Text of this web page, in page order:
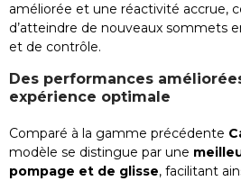
améliorée et une réactivité accrue,
d’atteindre de nouveaux sommets
et de contrôle.
Des performances
expérience optimale
Comparé à la gamme précédente
modèle se distingue par une
pompage et de glisse, facilitant